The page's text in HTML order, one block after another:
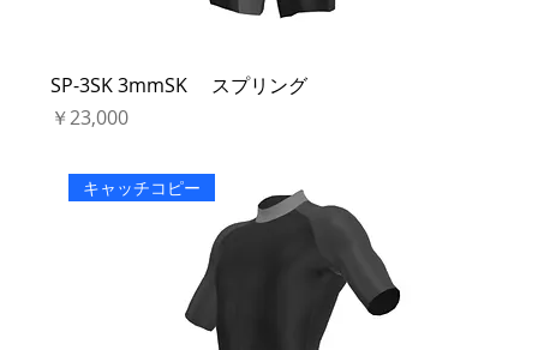
SP-3SK 3mmSK スプリング
価格
￥23,000
キャッチコピー